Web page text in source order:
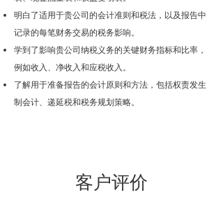
明白了适用于贵公司的会计准则和税法，以及报告中
记录的每笔财务交易的税务影响。
学到了影响贵公司纳税义务的关键财务指标和比率，
例如收入、净收入和应税收入。
了解用于准备报告的会计原则和方法，包括权责发生
制会计、递延税和税务规划策略。
客户评价